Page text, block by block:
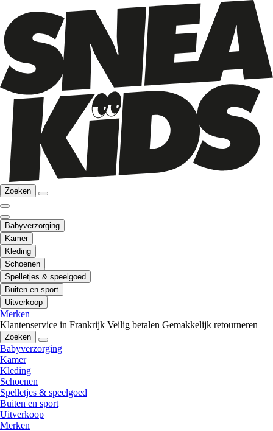
Zoeken
Babyverzorging
Kamer
Kleding
Schoenen
Spelletjes & speelgoed
Buiten en sport
Uitverkoop
Merken
Klantenservice in Frankrijk Veilig betalen Gemakkelijk retourneren
Zoeken
Babyverzorging
Kamer
Kleding
Schoenen
Spelletjes & speelgoed
Buiten en sport
Uitverkoop
Merken